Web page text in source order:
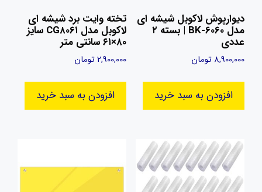
دیوارپوش لاکوبل شیشه ای
مدل BK-۶۰۶۰ | بسته ۲
عددی
8,900,000 تومان
افزودن به سبد خرید
تخته وایت برد شیشه‌ ای
لاکوبل مدل CG۸۰۶۱ سایز
۸۰×۶۱ سانتی متر
2,900,000تومان
افزودن به سبد خرید